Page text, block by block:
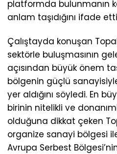
platformda bulunmanın
anlam taşıdığını ifade
Çalıştayda konuşan
sektörle buluşmasının
açısından büyük önem
bölgenin güçlü
yer aldığını söyledi. En
birinin nitelikli ve
olduğuna dikkat çeken
organize sanayi bölgesi
Avrupa Serbest